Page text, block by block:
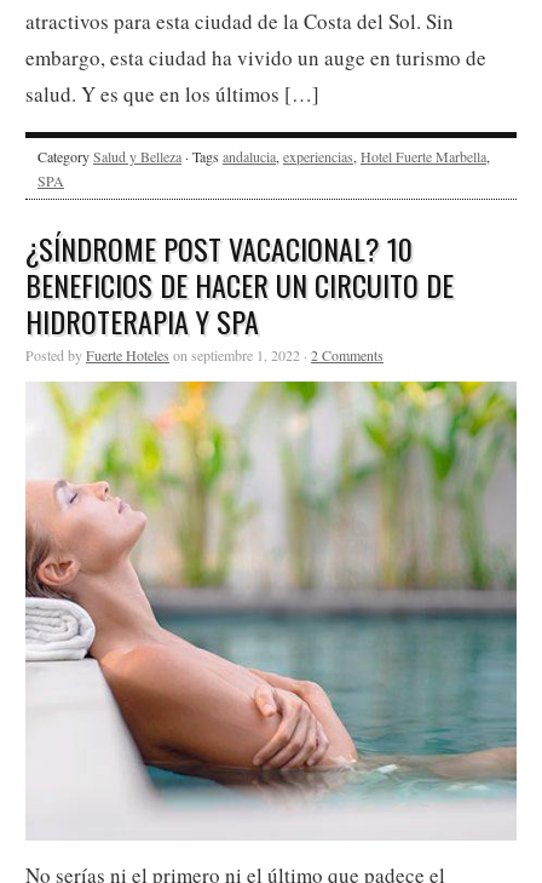
atractivos para esta ciudad de la Costa del Sol. Sin
embargo, esta ciudad ha vivido un auge en turismo de
salud. Y es que en los últimos […]
CategorySalud y Belleza · Tags andalucia, experiencias, Hotel Fuerte Marbella,
SPA
¿SÍNDROME POST VACACIONAL? 10
BENEFICIOS DE HACER UN CIRCUITO DE
HIDROTERAPIA Y SPA
Posted byFuerte Hoteles on septiembre 1, 2022 · 2 Comments
No serías ni el primero ni el último que padece el